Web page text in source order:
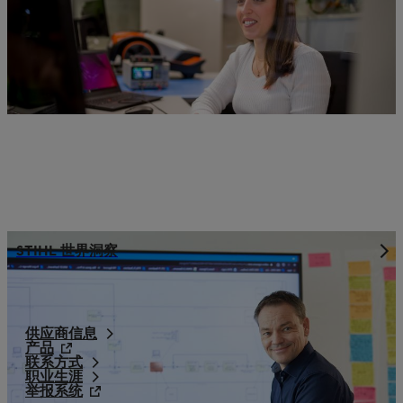
STIHL 世界洞察
供应商信息
产品
联系方式
职业生涯
举报系统